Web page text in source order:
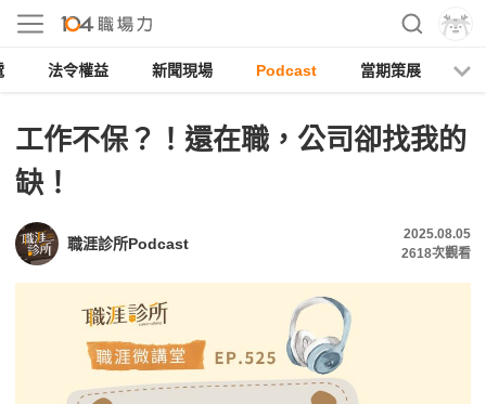
法令權益 新聞現場 Podcast 當期策展
工作不保？！還在職，公司卻找我的
缺！
職涯診所Podcast
2025.08.05
2618次觀看